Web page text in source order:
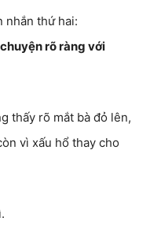
nhắn thứ hai:
rõ ràng với
thấy rõ mắt bà đỏ lên,
vì xấu hổ thay cho